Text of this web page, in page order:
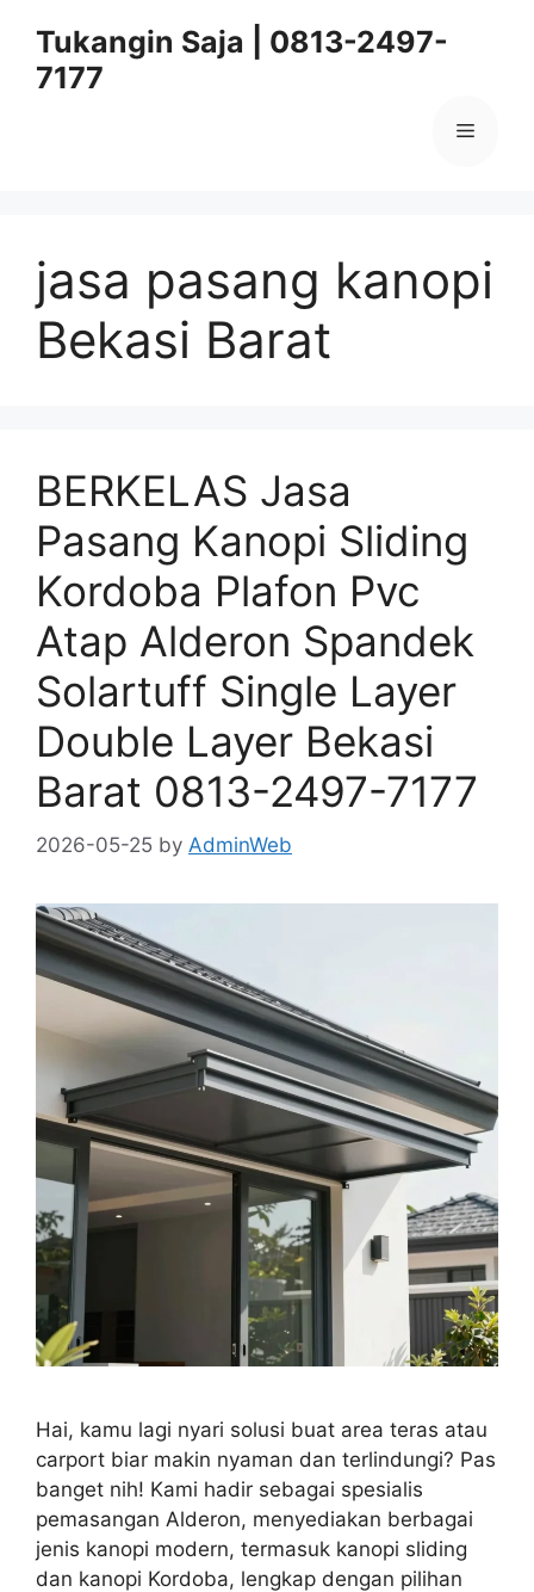
content
Tukangin Saja | 0813-2497-
7177
Menu
jasa pasang kanopi
Bekasi Barat
BERKELAS Jasa
Pasang Kanopi Sliding
Kordoba Plafon Pvc
Atap Alderon Spandek
Solartuff Single Layer
Double Layer Bekasi
Barat 0813-2497-7177
2026-05-25 by AdminWeb
Hai, kamu lagi nyari solusi buat area teras atau
carport biar makin nyaman dan terlindungi? Pas
banget nih! Kami hadir sebagai spesialis
pemasangan Alderon, menyediakan berbagai
jenis kanopi modern, termasuk kanopi sliding
dan kanopi Kordoba, lengkap dengan pilihan